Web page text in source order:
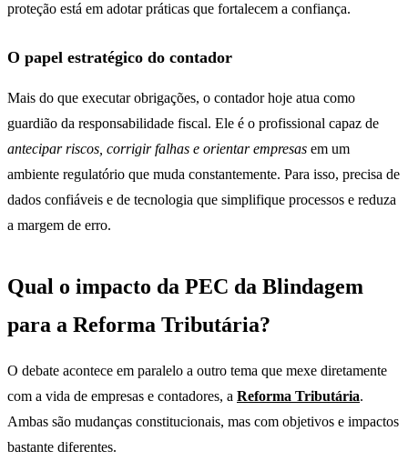
proteção está em adotar práticas que fortalecem a confiança.
O papel estratégico do contador
Mais do que executar obrigações, o contador hoje atua como
guardião da responsabilidade fiscal. Ele é o profissional capaz de
antecipar riscos, corrigir falhas e orientar empresas em um
ambiente regulatório que muda constantemente. Para isso, precisa de
dados confiáveis e de tecnologia que simplifique processos e reduza
a margem de erro.
Qual o impacto da PEC da Blindagem
para a Reforma Tributária?
O debate acontece em paralelo a outro tema que mexe diretamente
com a vida de empresas e contadores, a Reforma Tributária.
Ambas são mudanças constitucionais, mas com objetivos e impactos
bastante diferentes.